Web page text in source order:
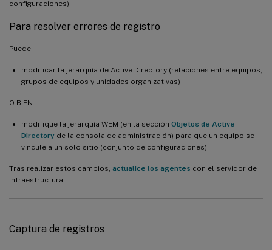
configuraciones).
Para resolver errores de registro
Puede
modificar la jerarquía de Active Directory (relaciones entre equipos,
grupos de equipos y unidades organizativas)
O BIEN:
modifique la jerarquía WEM (en la sección Objetos de Active
Directory de la consola de administración) para que un equipo se
vincule a un solo sitio (conjunto de configuraciones).
Tras realizar estos cambios, actualice los agentes con el servidor de
infraestructura.
Captura de registros